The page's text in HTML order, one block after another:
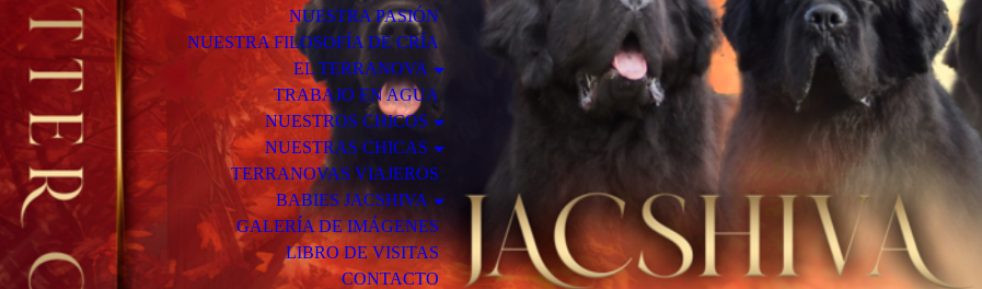
NUESTRA PASIÓN
NUESTRA FILOSOFÍA DE CRÍA
EL TERRANOVA
TRABAJO EN AGUA
NUESTROS CHICOS
NUESTRAS CHICAS
TERRANOVAS VIAJEROS
BABIES JACSHIVA
GALERÍA DE IMÁGENES
LIBRO DE VISITAS
CONTACTO